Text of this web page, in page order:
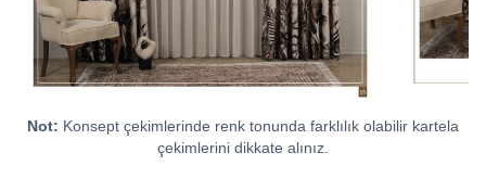
Not: Konsept çekimlerinde renk tonunda farklılık olabilir kartela
çekimlerini dikkate alınız.